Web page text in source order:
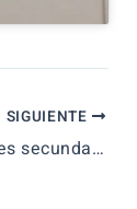
SIGUIENTE
Novedades oposiciones secundaria 2025 País Vasco